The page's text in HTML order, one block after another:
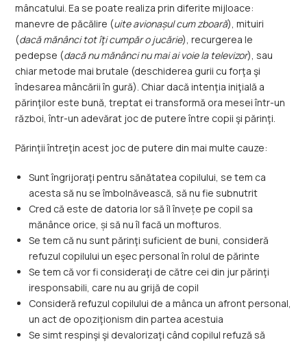
mâncatului. Ea se poate realiza prin diferite mijloace:
manevre de păcălire (uite avionașul cum zboară), mituiri
(dacă mănânci tot îţi cumpăr o jucărie), recurgerea le
pedepse (dacă nu mănânci nu mai ai voie la televizor), sau
chiar metode mai brutale (deschiderea gurii cu forţa şi
îndesarea mâncării în gură). Chiar dacă intenţia iniţială a
părinţilor este bună, treptat ei transformă ora mesei într-un
război, într-un adevărat joc de putere între copii şi părinţi.
Părinţii întreţin acest joc de putere din mai multe cauze:
Sunt îngrijoraţi pentru sănătatea copilului, se tem ca
acesta să nu se îmbolnăvească, să nu fie subnutrit
Cred că este de datoria lor să îl învețe pe copil sa
mănânce orice, și să nu îl facă un mofturos.
Se tem că nu sunt părinţi suficient de buni, consideră
refuzul copilului un eşec personal în rolul de părinte
Se tem că vor fi consideraţi de către cei din jur părinţi
iresponsabili, care nu au grijă de copil
Consideră refuzul copilului de a mânca un afront personal,
un act de opoziţionism din partea acestuia
Se simt respinşi şi devalorizaţi când copilul refuză să